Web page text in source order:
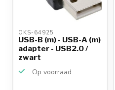
OKS-64925
USB-B (m) - USB-A (m)
adapter - USB2.0 /
zwart
Op voorraad